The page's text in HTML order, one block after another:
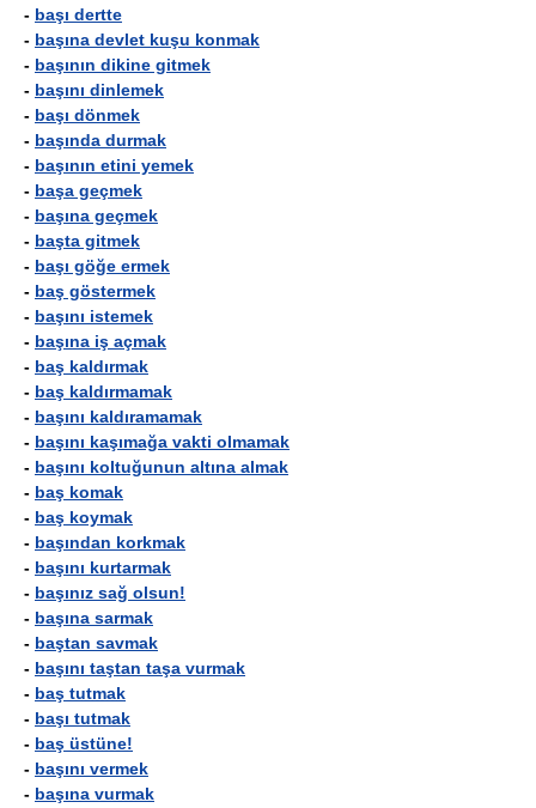
- başı dertte
- başına devlet kuşu konmak
- başının dikine gitmek
- başını dinlemek
- başı dönmek
- başında durmak
- başının etini yemek
- başa geçmek
- başına geçmek
- başta gitmek
- başı göğe ermek
- baş göstermek
- başını istemek
- başına iş açmak
- baş kaldırmak
- baş kaldırmamak
- başını kaldıramamak
- başını kaşımağa vakti olmamak
- başını koltuğunun altına almak
- baş komak
- baş koymak
- başından korkmak
- başını kurtarmak
- başınız sağ olsun!
- başına sarmak
- baştan savmak
- başını taştan taşa vurmak
- baş tutmak
- başı tutmak
- baş üstüne!
- başını vermek
- başına vurmak